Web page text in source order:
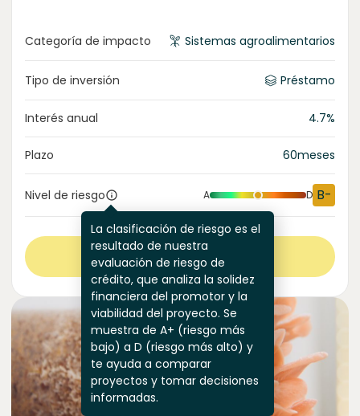
Categoría de impacto Sistemas agroalimentarios
Tipo de inversión Préstamo
Interés anual 4.7%
Plazo 60meses
Nivel de riesgo
La clasificación de riesgo es el
resultado de nuestra
evaluación de riesgo de
crédito, que analiza la solidez
financiera del promotor y la
viabilidad del proyecto. Se
muestra de A+ (riesgo más
bajo) a D (riesgo más alto) y
te ayuda a comparar
proyectos y tomar decisiones
informadas.
A D B-
Ver más